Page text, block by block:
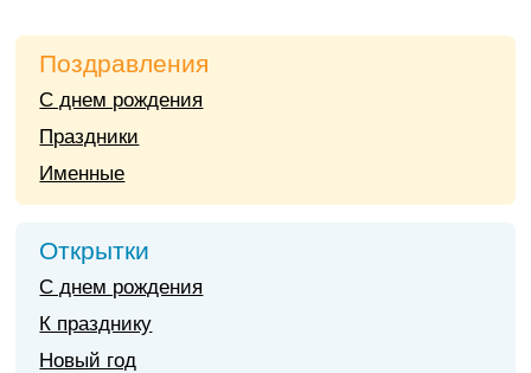
Поздравления
С днем рождения
Праздники
Именные
Открытки
С днем рождения
К празднику
Новый год